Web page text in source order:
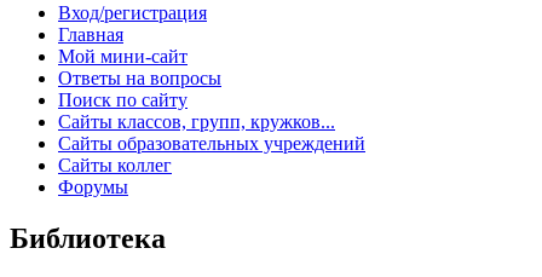
Вход/регистрация
Главная
Мой мини-сайт
Ответы на вопросы
Поиск по сайту
Сайты классов, групп, кружков...
Сайты образовательных учреждений
Сайты коллег
Форумы
Библиотека